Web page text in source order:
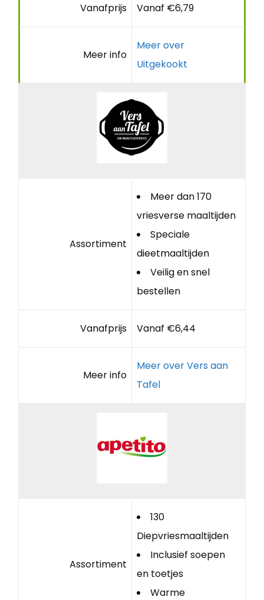
Vanafprijs Vanaf €6,79
Meer info
Meer over
Uitgekookt
Assortiment
Meer dan 170
vriesverse maaltijden
Speciale
dieetmaaltijden
Veilig en snel
bestellen
Vanafprijs Vanaf €6,44
Meer info
Meer over Vers aan
Tafel
Assortiment
130
Diepvriesmaaltijden
Inclusief soepen
en toetjes
Warme